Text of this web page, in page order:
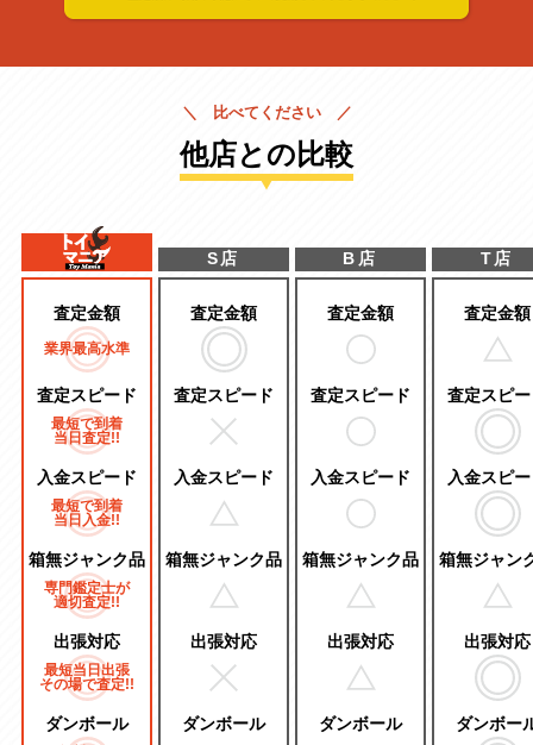
＼ 比べてください ／
他店との比較
査定金額
業界最高水準
査定スピード
最短で到着
当日査定!!
入金スピード
最短で到着
当日入金!!
箱無ジャンク品
専門鑑定士が
適切査定!!
出張対応
最短当日出張
その場で査定!!
ダンボール
S店
査定金額
査定スピード
入金スピード
箱無ジャンク品
出張対応
ダンボール
B店
査定金額
査定スピード
入金スピード
箱無ジャンク品
出張対応
ダンボール
T店
査定金額
査定スピ
入金スピ
箱無ジャン
出張対応
ダンボー